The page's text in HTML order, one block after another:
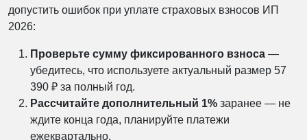
допустить ошибок при уплате страховых взносов ИП
2026:
Проверьте сумму фиксированного взноса —
убедитесь, что используете актуальный размер 57
390 ₽ за полный год.
Рассчитайте дополнительный 1% заранее — не
ждите конца года, планируйте платежи
ежеквартально.